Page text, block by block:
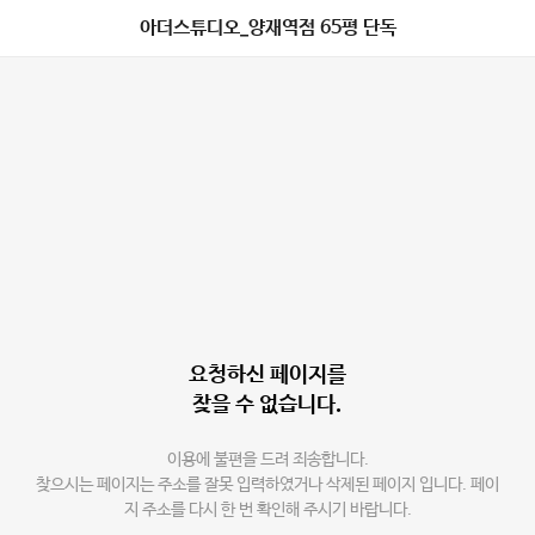
아더스튜디오_양재역점 65평 단독
요청하신 페이지를
찾을 수 없습니다.
이용에 불편을 드려 죄송합니다.
찾으시는 페이지는 주소를 잘못 입력하였거나 삭제된 페이지 입니다. 페이
지 주소를 다시 한 번 확인해 주시기 바랍니다.